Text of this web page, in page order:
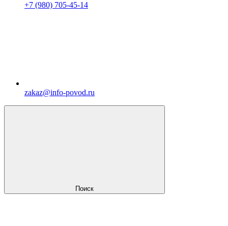
+7 (980) 705-45-14
zakaz@info-povod.ru
Поиск